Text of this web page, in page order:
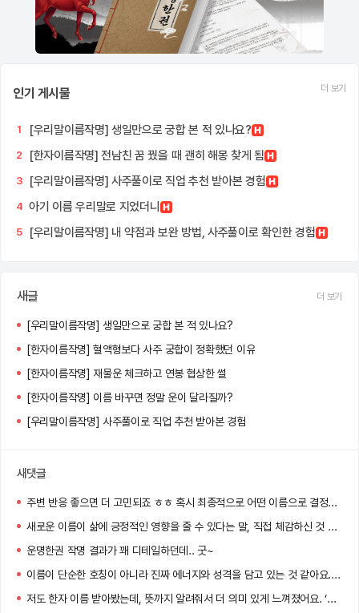
인기 게시물 더 보기
1 [우리말이름작명] 생일만으로 궁합 본 적 있나요?
2 [한자이름작명] 전남친 꿈 꿨을 때 괜히 해몽 찾게 됨
3 [우리말이름작명] 사주풀이로 직업 추천 받아본 경험
4 아기 이름 우리말로 지었더니
5 [우리말이름작명] 내 약점과 보완 방법, 사주풀이로 확인한 경험
새글 더 보기
[우리말이름작명] 생일만으로 궁합 본 적 있나요?
[한자이름작명] 혈액형보다 사주 궁합이 정확했던 이유
[한자이름작명] 재물운 체크하고 연봉 협상한 썰
[한자이름작명] 이름 바꾸면 정말 운이 달라질까?
[우리말이름작명] 사주풀이로 직업 추천 받아본 경험
새댓글
주변 반응 좋으면 더 고민되죠 ㅎㅎ 혹시 최종적으로 어떤 이름으로 결정하셨어요?
새로운 이름이 삶에 긍정적인 영향을 줄 수 있다는 말, 직접 체감하신 것 같아요! 멋진 선택 하셨네요 :)
운명한권 작명 결과가 꽤 디테일하던데.. 굿~
이름이 단순한 호칭이 아니라 진짜 에너지와 성격을 담고 있는 것 같아요. 저도 바꿔볼까 고민 중이에요!
저도 한자 이름 받아봤는데, 뜻까지 알려줘서 더 의미 있게 느껴졌어요. ‘정화’ 너무 맑고 고운 이름이네요!